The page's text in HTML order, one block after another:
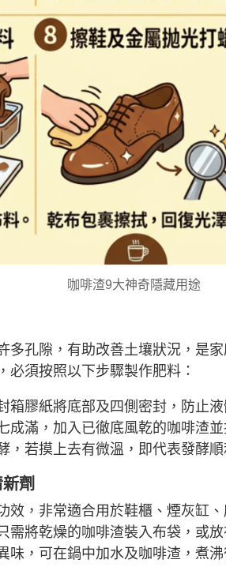
咖啡渣9大神奇隱藏用途
多孔隙，有助改善土壤狀況，是
必須按照以下步驟製作肥料：
箱膠紙將底部及四側密封，防止液
成滿，加入已徹底風乾的咖啡渣並
，若摸上去有微溫，即代表發酵
劑
效，非常適合用於鞋櫃、煙灰缸
需將乾燥的咖啡渣裝入布袋，或
味，可在鍋中加水及咖啡渣，煮